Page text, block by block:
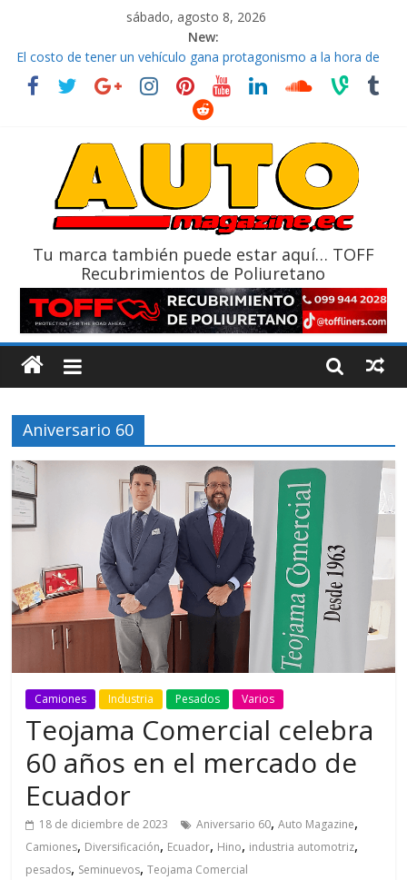
sábado, agosto 8, 2026
New:
El costo de tener un vehículo gana protagonismo a la hora de
decidir
Ultima película ‘Spider‑Man: Brand New Day’ pone en escena a
La Vuelta al Ecuador 2026, edición 47ª, recorre 7 provincias en 8
La FEDAK recibe 12 Sinotruk Bolden para cubrir las rutas de La
Tu marca también puede estar aquí… TOFF
Recubrimientos de Poliuretano
Aniversario 60
Camiones Industria Pesados Varios
Teojama Comercial celebra
60 años en el mercado de
Ecuador
18 de diciembre de 2023 Aniversario 60,Auto Magazine,
Camiones, Diversificación, Ecuador, Hino, industria automotriz,
pesados, Seminuevos,Teojama Comercial